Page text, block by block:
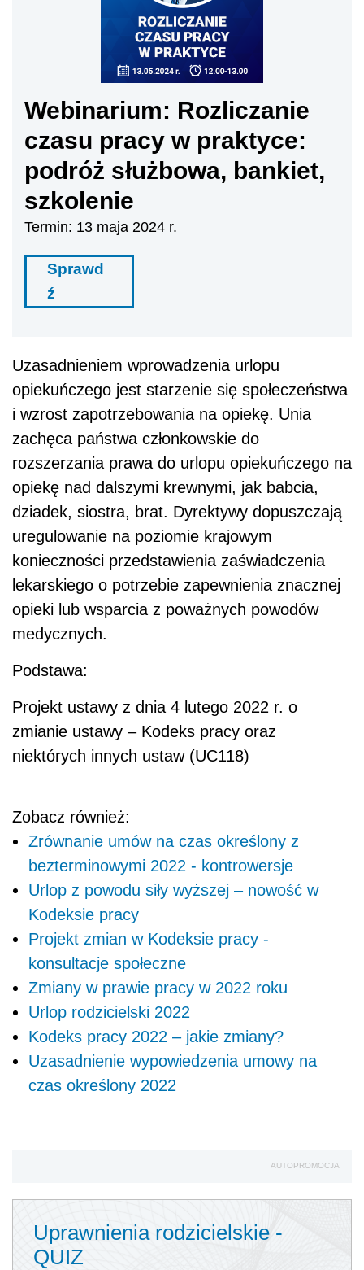
Webinarium: Rozliczanie
czasu pracy w praktyce:
podróż służbowa, bankiet,
szkolenie
Termin: 13 maja 2024 r.
Sprawd
ź
Uzasadnieniem wprowadzenia urlopu
opiekuńczego jest starzenie się społeczeństwa
i wzrost zapotrzebowania na opiekę. Unia
zachęca państwa członkowskie do
rozszerzania prawa do urlopu opiekuńczego na
opiekę nad dalszymi krewnymi, jak babcia,
dziadek, siostra, brat. Dyrektywy dopuszczają
uregulowanie na poziomie krajowym
konieczności przedstawienia zaświadczenia
lekarskiego o potrzebie zapewnienia znacznej
opieki lub wsparcia z poważnych powodów
medycznych.
Podstawa:
Projekt ustawy z dnia 4 lutego 2022 r. o
zmianie ustawy – Kodeks pracy oraz
niektórych innych ustaw (UC118)
Zobacz również:
Zrównanie umów na czas określony z
bezterminowymi 2022 - kontrowersje
Urlop z powodu siły wyższej – nowość w
Kodeksie pracy
Projekt zmian w Kodeksie pracy -
konsultacje społeczne
Zmiany w prawie pracy w 2022 roku
Urlop rodzicielski 2022
Kodeks pracy 2022 – jakie zmiany?
Uzasadnienie wypowiedzenia umowy na
czas określony 2022
AUTOPROMOCJA
Uprawnienia rodzicielskie -
QUIZ